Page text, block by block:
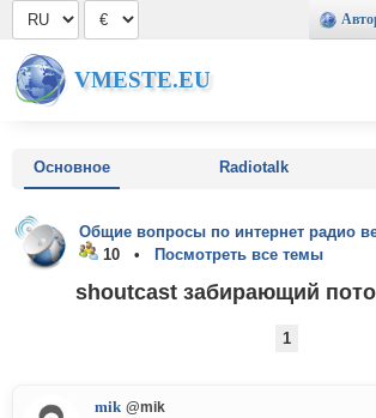
VMESTE.EU
Основное Radiotalk
Общие вопросы по интернет радио
10 •
Посмотреть все темы
shoutcast забирающий
1
mik @mik